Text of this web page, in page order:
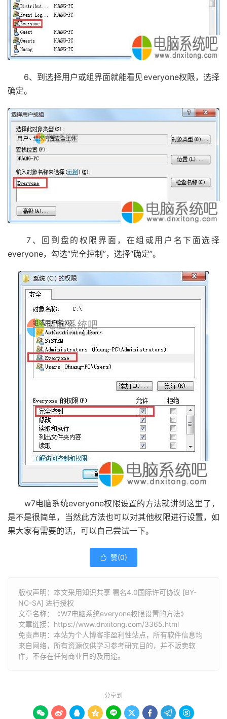
6、到选择用户或组界面就能看见everyone权限，选择
确定。
7、回到盘的权限界面，在组或用户名下面选择
everyone，勾选“完全控制”，选择“确定”。
w7电脑系统everyone权限设置的方法就讲到这里了，
是不是很简单，当然此方法也可以对其他权限进行设置，如
果大家有需要的话，可以自己尝试一下。
 赞(0)
版权声明：本文采用知识共享 署名4.0国际许可协议 [BY-
NC-SA] 进行授权
文章名称：《W7电脑系统everyone权限设置的方法》
文章链接： https://www.dnxitong.com/3365.html
免责声明：本站为个人博客非盈利性站点，所有软件信息均
来自网络，所有资源仅供学习参考研究目的，并不贩卖软
件，不存在任何商业目的及用途。
分享到
        